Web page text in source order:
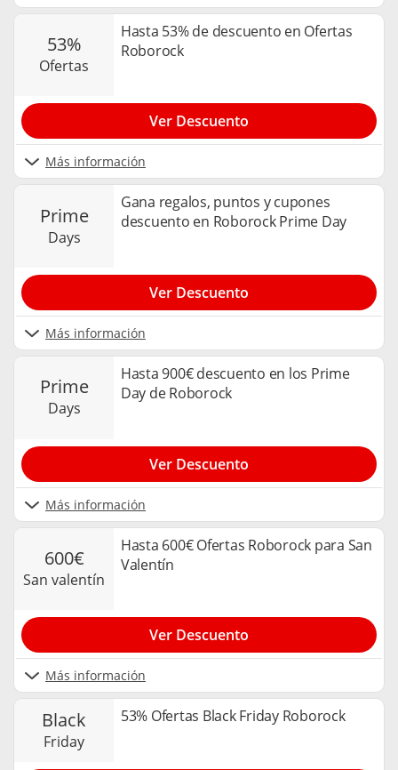
53%
ofertas
Hasta 53% de descuento en Ofertas
Roborock
Más información
Ver Descuento
prime
days
Gana regalos, puntos y cupones
descuento en Roborock Prime Day
Más información
Ver Descuento
prime
days
Hasta 900€ descuento en los Prime
Day de Roborock
Más información
Ver Descuento
600€
san valentín
Hasta 600€ Ofertas Roborock para San
Valentín
Más información
Ver Descuento
black
friday
53% Ofertas Black Friday Roborock